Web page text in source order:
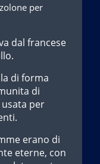
per
dal francese
di forma
di
per
erano di
eterne, con